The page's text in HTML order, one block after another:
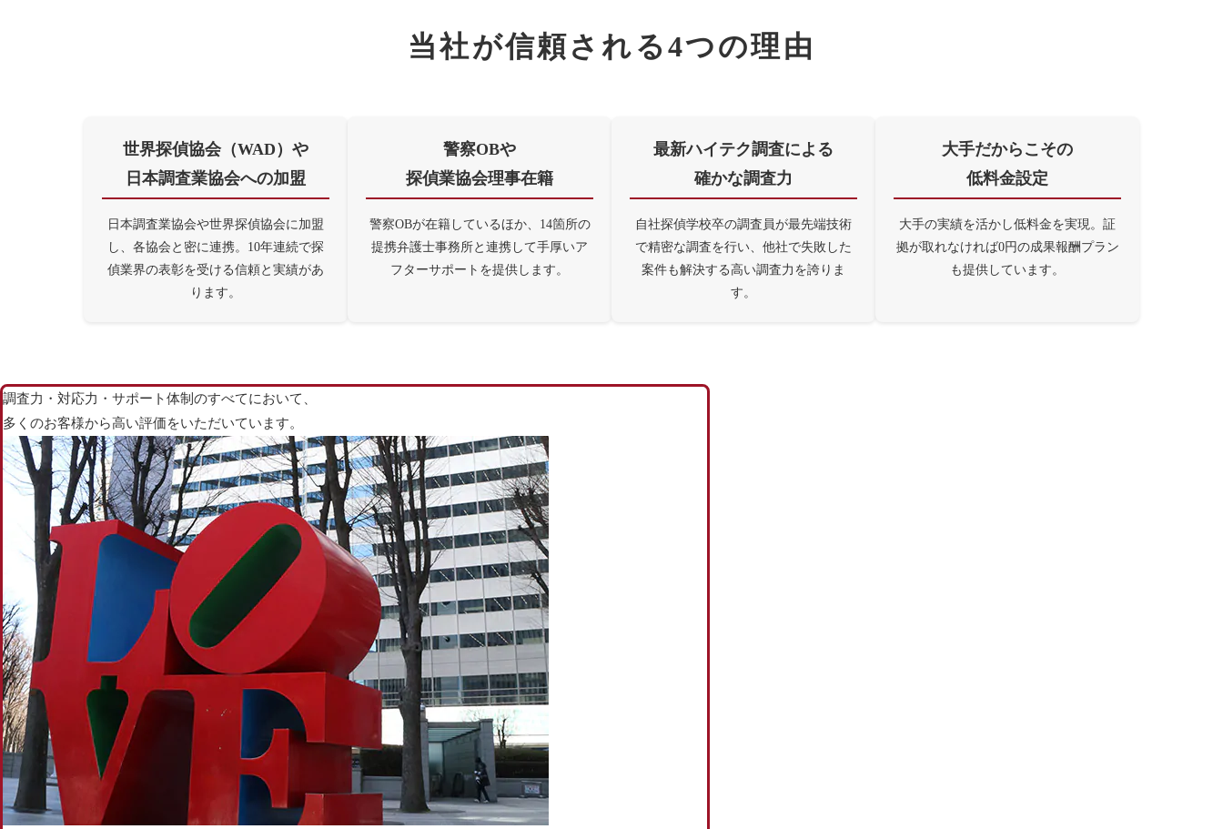
当社が信頼される4つの理由
世界探偵協会（WAD）や
日本調査業協会への加盟
日本調査業協会や世界探偵協会に加盟
し、各協会と密に連携。10年連続で探
偵業界の表彰を受ける信頼と実績があ
ります。
警察OBや
探偵業協会理事在籍
警察OBが在籍しているほか、14箇所の
提携弁護士事務所と連携して手厚いア
フターサポートを提供します。
最新ハイテク調査による
確かな調査力
自社探偵学校卒の調査員が最先端技術
で精密な調査を行い、他社で失敗した
案件も解決する高い調査力を誇りま
す。
大手だからこその
低料金設定
大手の実績を活かし低料金を実現。証
拠が取れなければ0円の成果報酬プラン
も提供しています。
調査力・対応力・サポート体制のすべてにおいて、
多くのお客様から高い評価をいただいています。